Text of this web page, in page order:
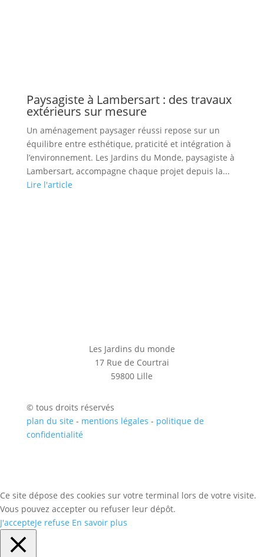
Paysagiste à Lambersart : des travaux
extérieurs sur mesure
Un aménagement paysager réussi repose sur un
équilibre entre esthétique, praticité et intégration à
l’environnement. Les Jardins du Monde, paysagiste à
Lambersart, accompagne chaque projet depuis la...
Lire l'article
Les Jardins du monde
17 Rue de Courtrai
59800 Lille
© tous droits réservés
plan du site - mentions légales - politique de
confidentialité
Ce site dépose des cookies sur votre terminal lors de votre visite.
Vous pouvez accepter ou refuser leur dépôt.
J'accepteJe refuse En savoir plus